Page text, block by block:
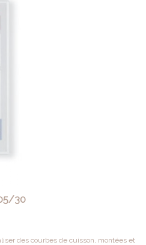
30
des courbes de cuisson, montées et